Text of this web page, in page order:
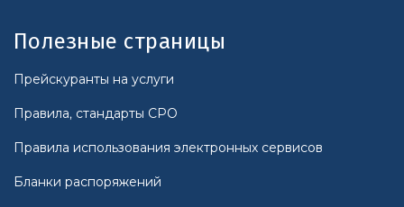
Полезные страницы
Прейскуранты на услуги
Правила, стандарты СРО
Правила использования электронных сервисов
Бланки распоряжений